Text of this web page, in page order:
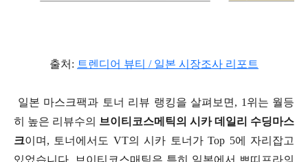
출처: 트렌디어 뷰티 / 일본 시장조사 리포트
일본 마스크팩과 토너 리뷰 랭킹을 살펴보면, 1위는 월등
히 높은 리뷰수의 브이티코스메틱의 시카 데일리 수딩마스
크이며, 토너에서도 VT의 시카 토너가 Top 5에 자리잡고
있었습니다. 브이티코스매틱은 특히 일본에서 쁘띠프라의